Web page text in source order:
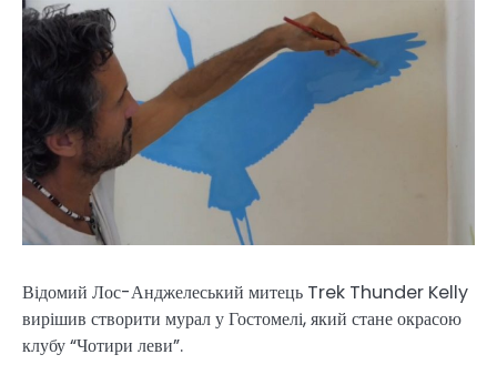
Відомий Лос-Анджелеський митець Trek Thunder Kelly
вирішив створити мурал у Гостомелі, який стане окрасою
клубу “Чотири леви”.